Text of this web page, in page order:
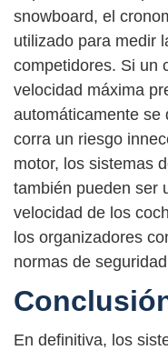
snowboard, el
utilizado para medir
competidores. Si un
velocidad máxima
automáticamente se
corra un riesgo
motor, los sistemas
también pueden ser
velocidad de los
los organizadores
normas de
En definitiva, los